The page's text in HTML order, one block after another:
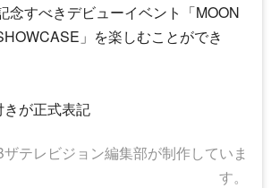
念すべきデビューイベント「MOON
」を楽しむことができ
きが正式表記
テレビジョン編集部が制作していま
す。